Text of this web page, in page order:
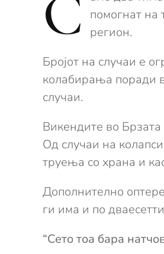
помогнат на
регион.
Бројот на случаи е
колабирања поради
случаи.
Викендите во
Од случаи на
труења со храна и
Дополнително
ги има и по
“Сето тоа бара